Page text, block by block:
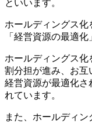
例（2026年）
5-2.凸版印刷の
6.終わりに
6-1.著者
といいます。
ホールディングス化
「経営資源の最適
ホールディングス
割分担が進み、お互
経営資源が最適化さ
れています。
また、ホールディ